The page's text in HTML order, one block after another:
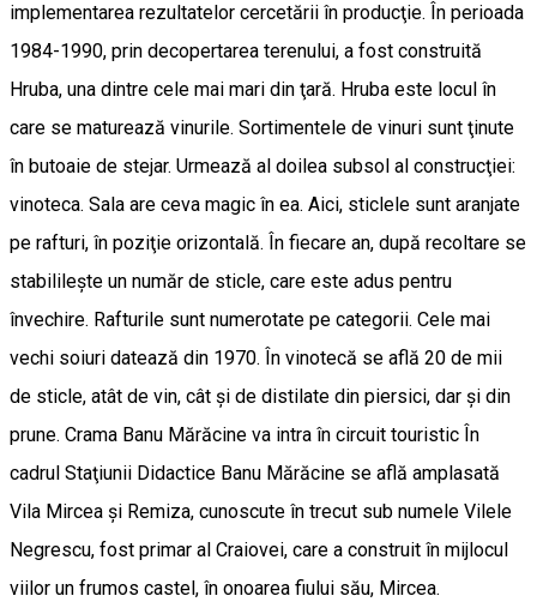
implementarea rezultatelor cercetării în producţie. În perioada
1984-1990, prin decopertarea terenului, a fost construită
Hruba, una dintre cele mai mari din ţară. Hruba este locul în
care se maturează vinurile. Sortimentele de vinuri sunt ţinute
în butoaie de stejar. Urmează al doilea subsol al construcţiei:
vinoteca. Sala are ceva magic în ea. Aici, sticlele sunt aranjate
pe rafturi, în poziţie orizontală. În fiecare an, după recoltare se
stabilileşte un număr de sticle, care este adus pentru
învechire. Rafturile sunt numerotate pe categorii. Cele mai
vechi soiuri datează din 1970. În vinotecă se află 20 de mii
de sticle, atât de vin, cât şi de distilate din piersici, dar şi din
prune. Crama Banu Mărăcine va intra în circuit touristic În
cadrul Staţiunii Didactice Banu Mărăcine se află amplasată
Vila Mircea şi Remiza, cunoscute în trecut sub numele Vilele
Negrescu, fost primar al Craiovei, care a construit în mijlocul
viilor un frumos castel, în onoarea fiului său, Mircea.